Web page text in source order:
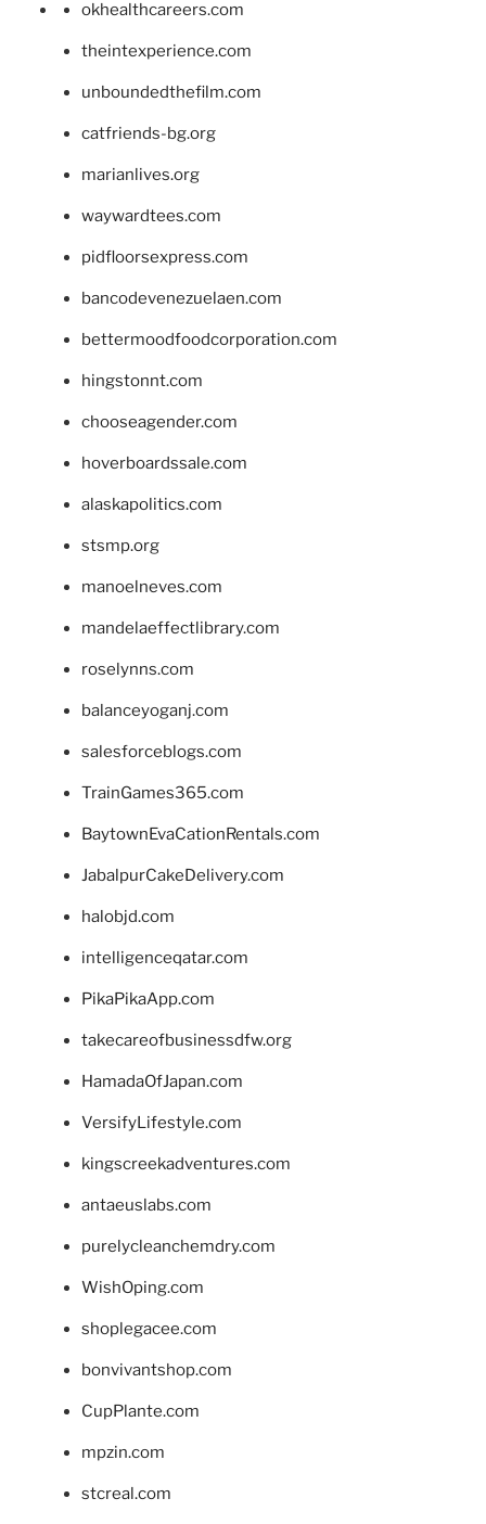
okhealthcareers.com
theintexperience.com
unboundedthefilm.com
catfriends-bg.org
marianlives.org
waywardtees.com
pidfloorsexpress.com
bancodevenezuelaen.com
bettermoodfoodcorporation.com
hingstonnt.com
chooseagender.com
hoverboardssale.com
alaskapolitics.com
stsmp.org
manoelneves.com
mandelaeffectlibrary.com
roselynns.com
balanceyoganj.com
salesforceblogs.com
TrainGames365.com
BaytownEvaCationRentals.com
JabalpurCakeDelivery.com
halobjd.com
intelligenceqatar.com
PikaPikaApp.com
takecareofbusinessdfw.org
HamadaOfJapan.com
VersifyLifestyle.com
kingscreekadventures.com
antaeuslabs.com
purelycleanchemdry.com
WishOping.com
shoplegacee.com
bonvivantshop.com
CupPlante.com
mpzin.com
stcreal.com